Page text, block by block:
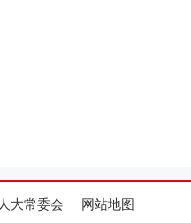
大常委会
网站地图